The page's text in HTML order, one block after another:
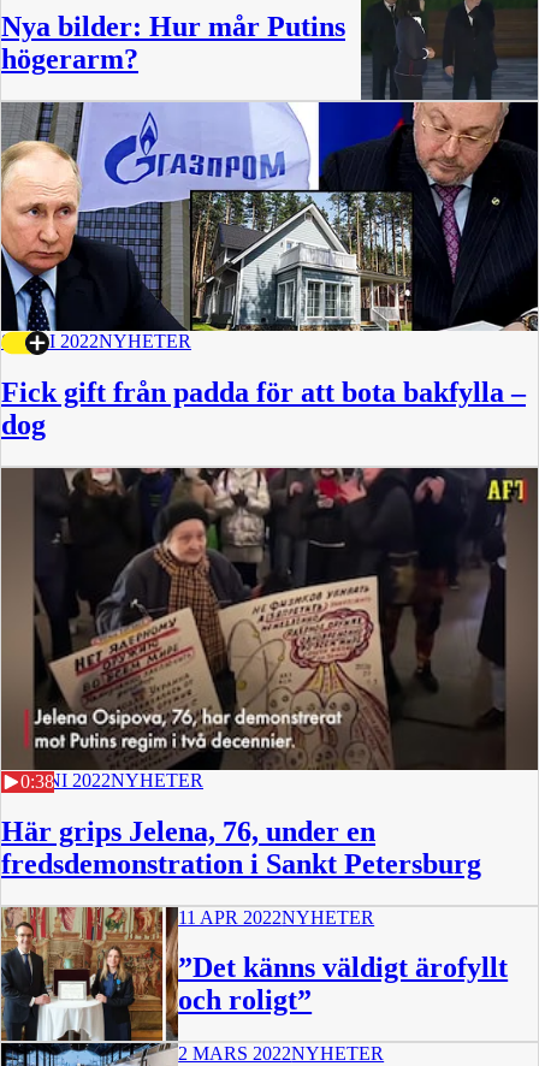
Nya bilder: Hur mår Putins
högerarm?
8 JULI 2022NYHETER
Fick gift från padda för att bota bakfylla –
dog
0:38
12 JUNI 2022NYHETER
Här grips Jelena, 76, under en
fredsdemonstration i Sankt Petersburg
11 APR 2022NYHETER
”Det känns väldigt ärofyllt
och roligt”
2 MARS 2022NYHETER